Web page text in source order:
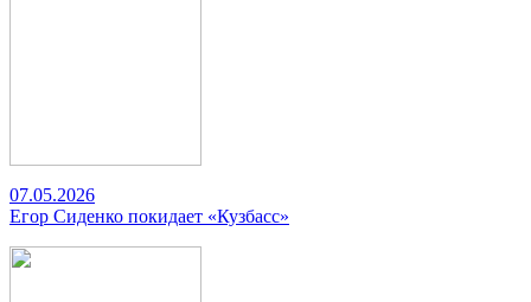
07.05.2026
Егор Сиденко покидает «Кузбасс»